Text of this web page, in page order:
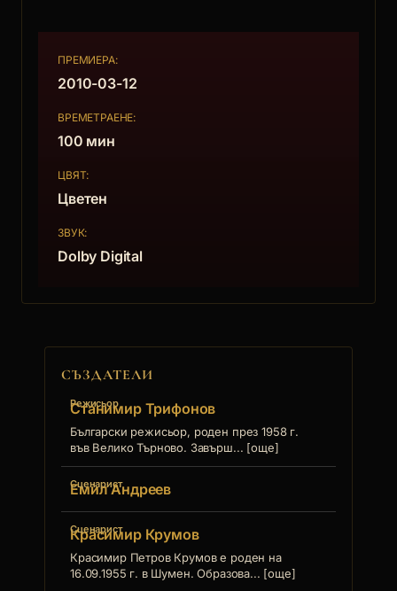
на всички.
ПРЕМИЕРА:
2010-03-12
ВРЕМЕТРАЕНЕ:
100 мин
ЦВЯТ:
Цветен
ЗВУК:
Dolby Digital
СЪЗДАТЕЛИ
Режисьор
Станимир Трифонов
Български режисьор, роден през 1958 г.
във Велико Търново. Завърш... [още]
Сценарист
Емил Андреев
Сценарист
Красимир Крумов
Красимир Петров Крумов е роден на
16.09.1955 г. в Шумен. Образова... [още]